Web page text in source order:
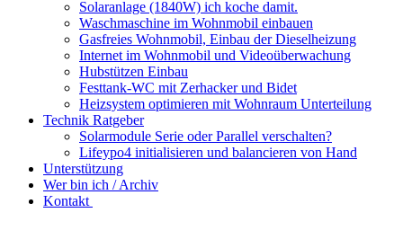
Solaranlage (1840W) ich koche damit.
Waschmaschine im Wohnmobil einbauen
Gasfreies Wohnmobil, Einbau der Dieselheizung
Internet im Wohnmobil und Videoüberwachung
Hubstützen Einbau
Festtank-WC mit Zerhacker und Bidet
Heizsystem optimieren mit Wohnraum Unterteilung
Technik Ratgeber
Solarmodule Serie oder Parallel verschalten?
Lifeypo4 initialisieren und balancieren von Hand
Unterstützung
Wer bin ich / Archiv
Kontakt